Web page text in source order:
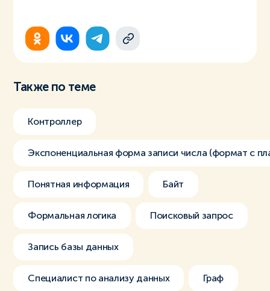
Также по теме
Контроллер
Экспоненциальная форма записи числа (формат с
Понятная информация Байт
Формальная логика Поисковый запрос
Запись базы данных
Специалист по анализу данных Граф